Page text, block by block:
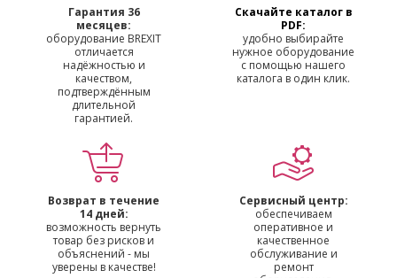
Гарантия 36
месяцев:
оборудование BREXIT
отличается
надёжностью и
качеством,
подтверждённым
длительной
гарантией.
Скачайте каталог в
PDF:
удобно выбирайте
нужное оборудование
с помощью нашего
каталога в один клик.
Возврат в течение
14 дней:
возможность вернуть
товар без рисков и
объяснений - мы
уверены в качестве!
Сервисный центр:
обеспечиваем
оперативное и
качественное
обслуживание и
ремонт